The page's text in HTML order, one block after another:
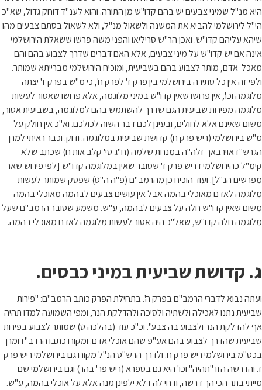
היא מנ"ל שמיני צבעים יש בהם קדו"ש מן התורה. והוא לענ"ד דוחק גדול, שא"כ
הי"ל לירושלמי להביא את המשנה ולשאול מנ"ל, ולא לשאול בסתם צבעים מהו
שיהא עליהם קדו"ש. ואכן הר"ש סריליאו והפני משה פרשו ששאלת הירושלמי
אינה אם יש קדו"ש על מיני צבעים, אלא האם דברים שדרך לצבוע בהם והם
מאכל אדם, מותר לצבוע בהם בשביעית, ומוכיח הירושלמי מברייתא שמותר.
ולפי זה אין כל סתירה בירושלמי בין פרק ז' לפרק ח', כי מ"ש בפרק ז' יצתה
מלוגמה וכו', אין פרושו שאין קדו"ש במיני מלוגמה, אלא פרושו שאסור לעשות
מלוגמה מפירות שביעית הגם שדרך להשתמש בהם למלוגמה, בשביעית אסור,
משום שאינם אלא לחולים, ובעינן לכם דבר השוה לכולכם. וא"כ אין חולק על
מ"ש בירושלמי (ריש פרק ח) קדושת שביעית במלוגמה. ודוק. וכבר ראיתי למרן
הגרש"ז אוירבאך זלה"ה במנחת שלמה (ח"ג סי' קלב אות ח) שכתב שלא
קימ"ל כהירושלמי דריש פרק ז' שסובר שאין במלוגמה קדו"ש [לפי פירוש שאר
מפרשים הנ"ל]. ועוד הוכיח כן מהרמב"ם (פ"ה ה"ט) שפסק שמותר לעשות
מלוגמה לאדם מאוכלי בהמה אבל אין עושים צבעים לבהמה מאוכלי בהמה
משום שאין קדו"ש חלה על צבעים לבהמה, ע"ש. משמע שסובר הרמב"ם שעל
מלוגמה חלה קדו"ש, שאל"כ היה אסור לעשות מלוגמה לאדם מאוכלי בהמה.
ג. קדושת שביעית במיני כבסים.
ועתה נבוא לדברי הרמב"ם בפרק ה'. בתחילת הפרק כותב הרמב"ם: "פירות
שביעית נתנו לאכילה ולשתיה ולסיכה ולהדלקת הנר, ומפי השמועה למדו תהיה
אף להדלקת הנר ולצבוע בה צבע". וכ"כ עוד (בהלכה ט) שמותר לצבוע בפירות
שביעית שהדרך לצבוע בהם אע"פ שהם אוכלי אדם. ומקורו כתבו הרדב"ז ומרן
בכס"מ בירושלמי ריש פרק ח. ולדרך הרש"ס הנ"ל מקורו גם בירושלמי ריש פרק
ז. והדרשה הזו "תהיה" וכו' היא גם בספרא (ריש פר' בהר) וגם בירושלמי שם
מייתי בתר הכי הך דרשה, ודחי לה דלא ילפינן מנה אלא על אוכלי בהמה, ע"ש.